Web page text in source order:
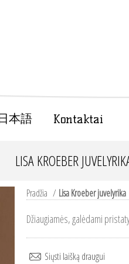
本語 Kontaktai
LISA KROEBER
Pradžia / Lisa Kroeber juvelyrika
Džiaugiamės, galėdami